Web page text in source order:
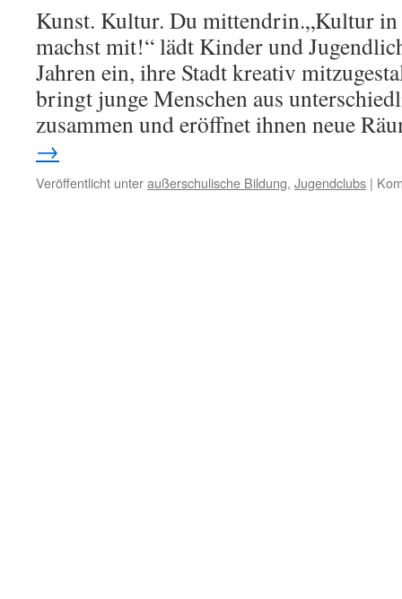
Kunst. Kultur. Du mittendrin.„Kultur
machst mit!“ lädt Kinder und
Jahren ein, ihre Stadt kreativ
bringt junge Menschen aus
zusammen und eröffnet ihnen neue
→
Veröffentlicht unteraußerschulische Bildung, Jugendclubs |